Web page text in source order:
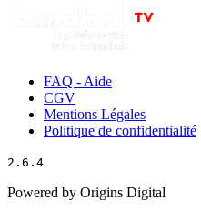
FAQ - Aide
CGV
Mentions Légales
Politique de confidentialité
2.6.4
Powered by Origins Digital